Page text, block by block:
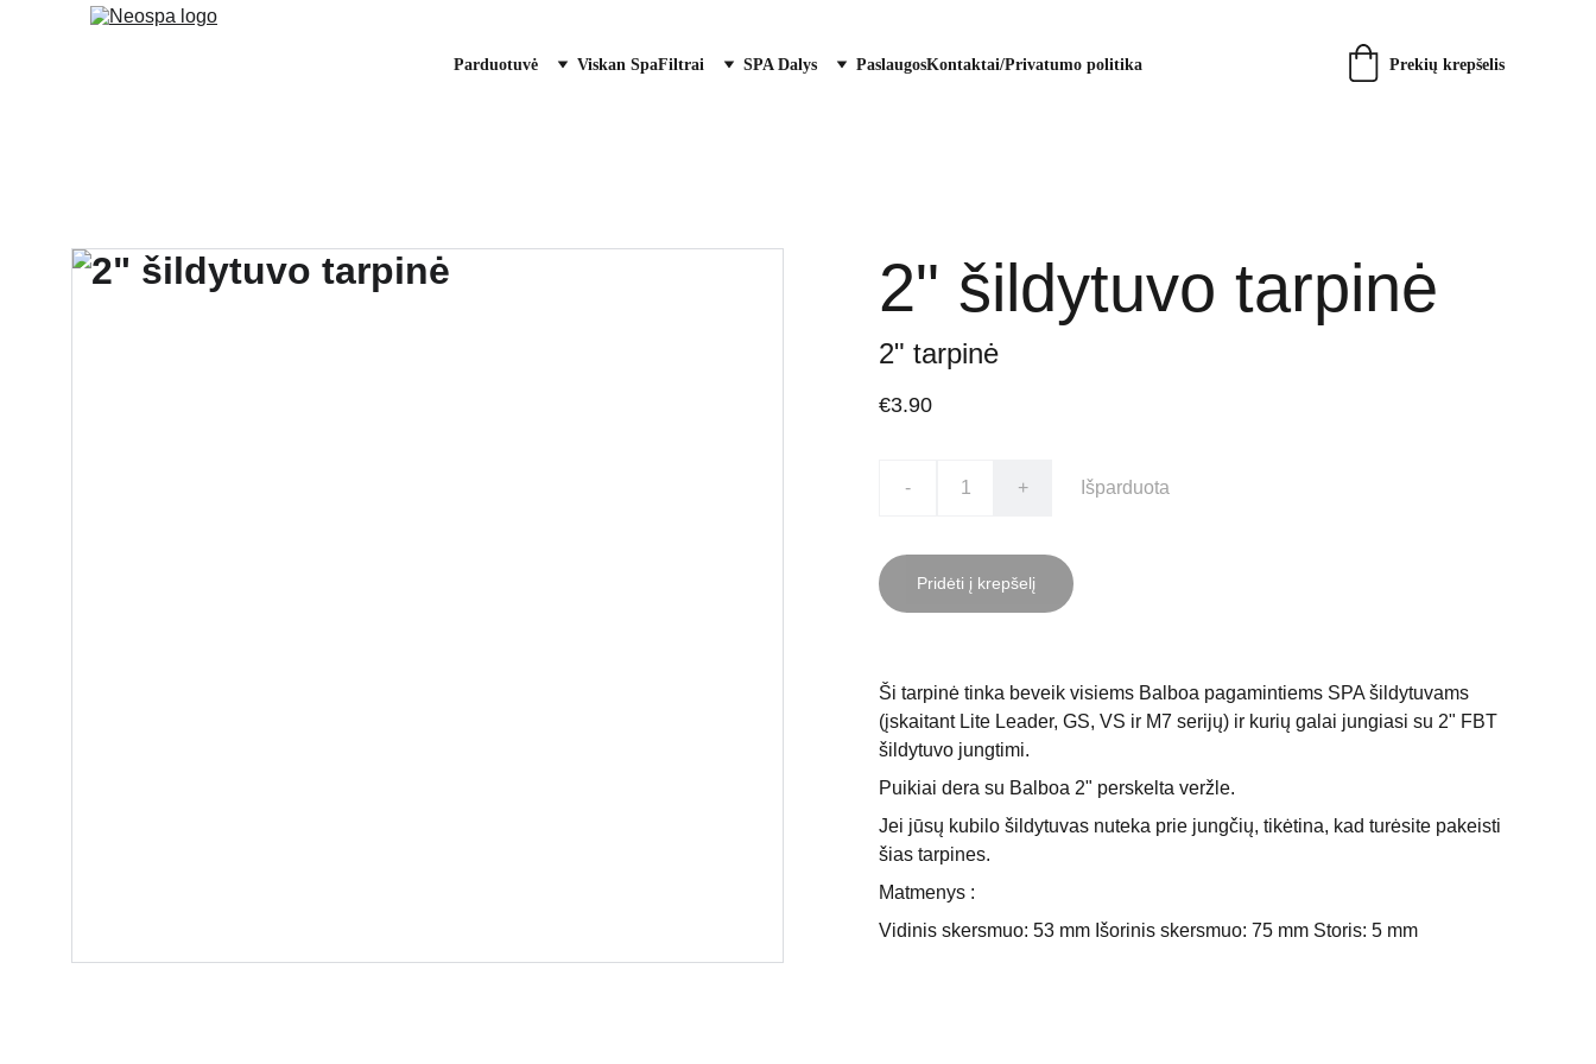
Parduotuvė Viskan SpaFiltrai SPA Dalys PaslaugosKontaktai/Privatumo politika Prekių krepšelis
2" šildytuvo tarpinė
2" tarpinė
€3.90
- + Išparduota
Pridėti į krepšelį
Ši tarpinė tinka beveik visiems Balboa pagamintiems SPA šildytuvams
(įskaitant Lite Leader, GS, VS ir M7 serijų) ir kurių galai jungiasi su 2" FBT
šildytuvo jungtimi.
Puikiai dera su Balboa 2" perskelta veržle.
Jei jūsų kubilo šildytuvas nuteka prie jungčių, tikėtina, kad turėsite pakeisti
šias tarpines.
Matmenys :
Vidinis skersmuo: 53 mm Išorinis skersmuo: 75 mm Storis: 5 mm